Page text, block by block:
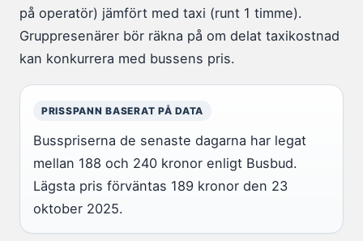
på operatör) jämfört med taxi (runt 1 timme).
Gruppresenärer bör räkna på om delat taxikostnad
kan konkurrera med bussens pris.
PRISSPANN BASERAT PÅ DATA
Busspriserna de senaste dagarna har legat
mellan 188 och 240 kronor enligt Busbud.
Lägsta pris förväntas 189 kronor den 23
oktober 2025.